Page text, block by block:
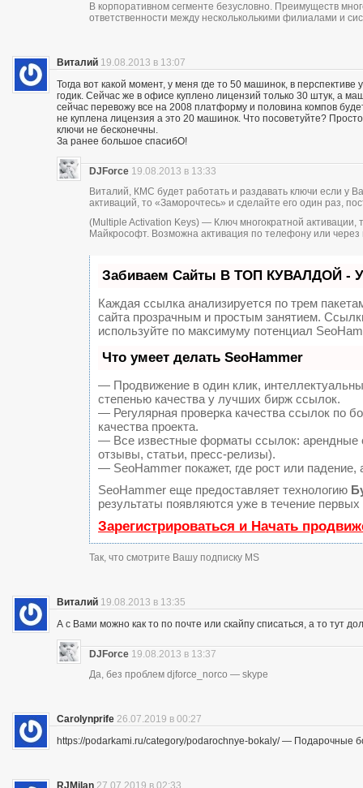
В корпоративном сегменте безусловно. Преимуществ
ответственности между нескольколькими филиалами и
Виталий 19.08.2013 в 13:07
Тогда вот какой момент, у меня где то 50 машинок, в
годик. Сейчас же в офисе куплено лицензий только 30 штук, а
сейчас перевожу все на 2008 платформу и половина компов
не куплена лицензия а это 20 машинок. Что посоветуйте?
ключи не бесконечны.
За ранее большое спасибО!
DJForce 19.08.2013 в 13:33
Виталий, КМС будет работать и раздавать ключи если у
активаций, то «Заморочтесь» и сделайте его один раз,
(Multiple Activation Keys) — Ключ многократной активации,
Майкрософт. Возможна активация по телефону или
Забиваем Сайты В ТОП КУВАЛДОЙ -
Каждая ссылка анализируется по трем
сайта прозрачным и простым занятием.
используйте по максимуму потенциал
Что умеет делать SeoHammer
— Продвижение в один клик,
степенью качества у лучших бирж ссылок.
— Регулярная проверка качества ссылок по
качества проекта.
— Все известные форматы ссылок: арендные
отзывы, статьи, пресс-релизы).
— SeoHammer покажет, где рост или
SeoHammer еще предоставляет технологию
результаты появляются уже в течение первых
Зарегистрироваться и Начать
Так, что смотрите Вашу подписку MS
Виталий 19.08.2013 в 13:35
А с Вами можно как то по почте или скайпу списаться, а то тут
DJForce 19.08.2013 в 13:37
Да, без проблем djforce_norco — skype
Carolynprife 26.07.2019 в 00:27
https://podarkami.ru/category/podarochnye-bokaly/ — Подарочные
RJMilan 27.07.2019 в 02:33